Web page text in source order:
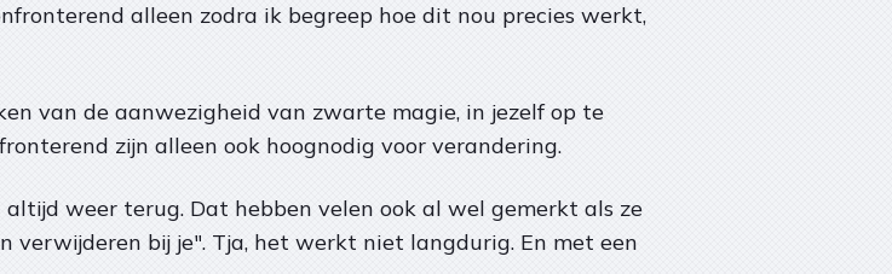
alleen zodra ik begreep hoe dit nou precies werkt,
van de aanwezigheid van zwarte magie, in jezelf op te
zijn alleen ook hoognodig voor verandering.
weer terug. Dat hebben velen ook al wel gemerkt als ze
verwijderen bij je". Tja, het werkt niet langdurig. En met een